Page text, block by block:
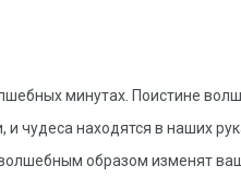
минутах. Поистине
чудеса находятся в наших
образом изменят